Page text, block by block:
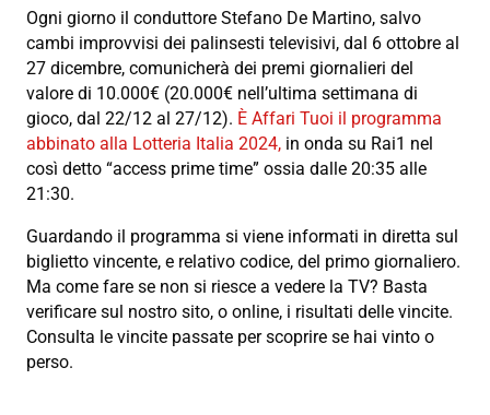
Ogni giorno il conduttore Stefano De Martino, salvo
cambi improvvisi dei palinsesti televisivi, dal 6 ottobre al
27 dicembre, comunicherà dei premi giornalieri del
valore di 10.000€ (20.000€ nell’ultima settimana di
gioco, dal 22/12 al 27/12). È Affari Tuoi il programma
abbinato alla Lotteria Italia 2024, in onda su Rai1 nel
così detto “access prime time” ossia dalle 20:35 alle
21:30.
Guardando il programma si viene informati in diretta sul
biglietto vincente, e relativo codice, del primo giornaliero.
Ma come fare se non si riesce a vedere la TV? Basta
verificare sul nostro sito, o online, i risultati delle vincite.
Consulta le vincite passate per scoprire se hai vinto o
perso.